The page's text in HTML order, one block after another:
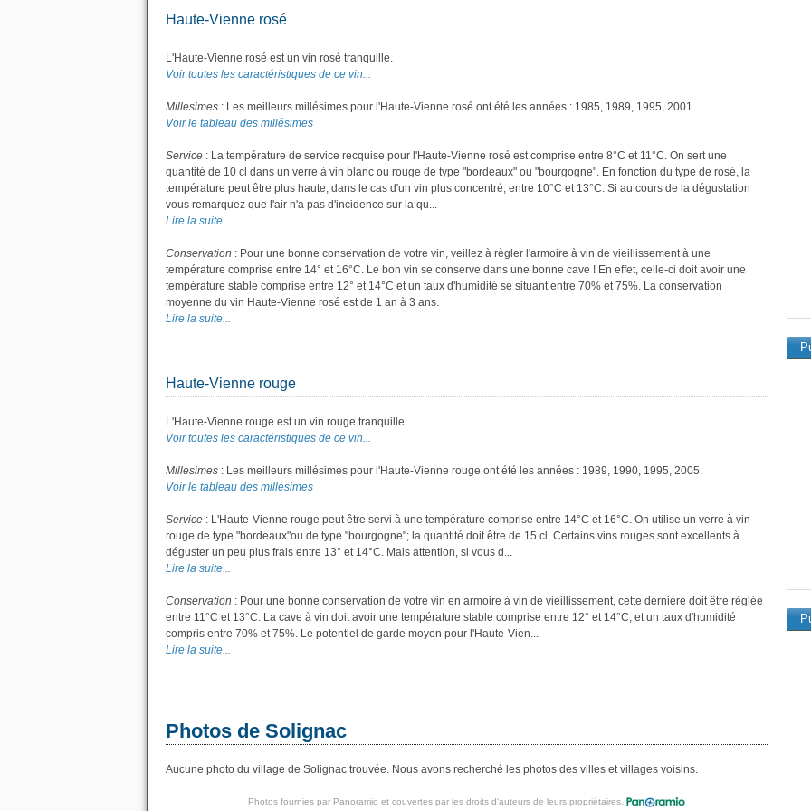
Haute-Vienne rosé
L'Haute-Vienne rosé est un vin rosé tranquille.
Voir toutes les caractéristiques de ce vin...
Millesimes : Les meilleurs millésimes pour l'Haute-Vienne rosé ont été les années : 1985, 1989, 1995, 2001.
Voir le tableau des millésimes
Service : La température de service recquise pour l'Haute-Vienne rosé est comprise entre 8°C et 11°C. On sert une
quantité de 10 cl dans un verre à vin blanc ou rouge de type "bordeaux" ou "bourgogne". En fonction du type de rosé, la
température peut être plus haute, dans le cas d'un vin plus concentré, entre 10°C et 13°C. Si au cours de la dégustation
vous remarquez que l'air n'a pas d'incidence sur la qu...
Lire la suite...
Conservation : Pour une bonne conservation de votre vin, veillez à règler l'armoire à vin de vieillissement à une
température comprise entre 14° et 16°C. Le bon vin se conserve dans une bonne cave ! En effet, celle-ci doit avoir une
température stable comprise entre 12° et 14°C et un taux d'humidité se situant entre 70% et 75%. La conservation
moyenne du vin Haute-Vienne rosé est de 1 an à 3 ans.
Lire la suite...
Haute-Vienne rouge
L'Haute-Vienne rouge est un vin rouge tranquille.
Voir toutes les caractéristiques de ce vin...
Millesimes : Les meilleurs millésimes pour l'Haute-Vienne rouge ont été les années : 1989, 1990, 1995, 2005.
Voir le tableau des millésimes
Service : L'Haute-Vienne rouge peut être servi à une température comprise entre 14°C et 16°C. On utilise un verre à vin
rouge de type "bordeaux"ou de type "bourgogne"; la quantité doit être de 15 cl. Certains vins rouges sont excellents à
déguster un peu plus frais entre 13° et 14°C. Mais attention, si vous d...
Lire la suite...
Conservation : Pour une bonne conservation de votre vin en armoire à vin de vieillissement, cette dernière doit être réglée
entre 11°C et 13°C. La cave à vin doit avoir une température stable comprise entre 12° et 14°C, et un taux d'humidité
compris entre 70% et 75%. Le potentiel de garde moyen pour l'Haute-Vien...
Lire la suite...
Photos de Solignac
Aucune photo du village de Solignac trouvée. Nous avons recherché les photos des villes et villages voisins.
Photos fournies par Panoramio et couvertes par les droits d'auteurs de leurs propriétaires.